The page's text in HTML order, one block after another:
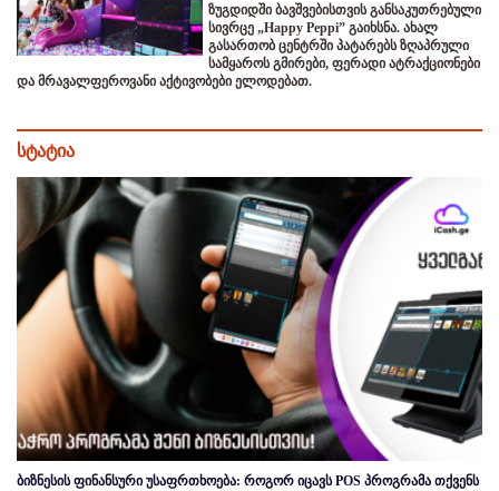
ზუგდიდში ბავშვებისთვის განსაკუთრებული
სივრცე „Happy Peppi” გაიხსნა. ახალ
გასართობ ცენტრში პატარებს ზღაპრული
სამყაროს გმირები, ფერადი ატრაქციონები
და მრავალფეროვანი აქტივობები ელოდებათ.
სტატია
ბიზნესის ფინანსური უსაფრთხოება: როგორ იცავს POS პროგრამა თქვენს